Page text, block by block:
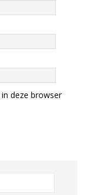
deze browser